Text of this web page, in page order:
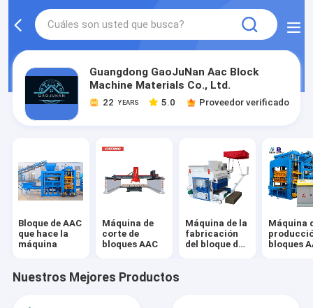
Guangdong GaoJuNan Aac Block
Machine Materials Co., Ltd.
22 YEARS 5.0 Proveedor verificado
Bloque de AAC
que hace la
máquina
Máquina de
corte de
bloques AAC
Máquina de la
fabricación
del bloque de
Máquina
bloques
Nuestros Mejores Productos